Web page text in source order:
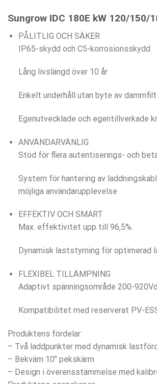
Sungrow IDC 180E kW 120/150/
PÅLITLIG OCH SÄKER
IP65-skydd och C5-korrosionsskydd
Lång livslängd över 10 år
Enkelt underhåll utan byte av
Egenutvecklade och egentillverkade
ANVÄNDARVÄNLIG
Stöd för flera autentiserings- och
System för hantering av
möjliga användarupplevelse
EFFEKTIV OCH SMART
Max. effektivitet upp till 96,5%.
Dynamisk laststyrning för optimerad
FLEXIBEL TILLÄMPNING
Adaptivt spänningsområde 200-
Kompatibilitet med reserverat PV-
Produktens fördelar:
– Två laddpunkter med dynamisk
– Bekväm 10″ pekskärm
– Design i överensstämmelse med